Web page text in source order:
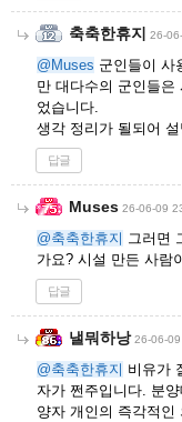
축축한휴지 26-
@Muses 군인들이 사
만 대다수의 군인들은
었습니다.
생각 정리가 될되어
답글
Muses 26-06-09
@축축한휴지 그러면
가요? 시설 만든 사람
답글
낼뭐하낭 26-06-
@축축한휴지 비유가
자가 쩐주입니다. 분
양자 개인의 즉각적인